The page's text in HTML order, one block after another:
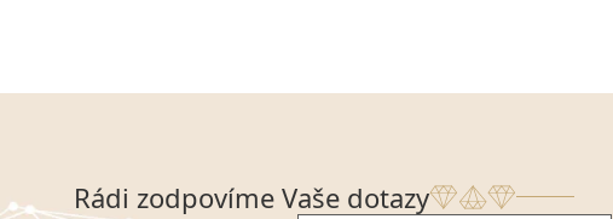
Rádi zodpovíme Vaše dotazy